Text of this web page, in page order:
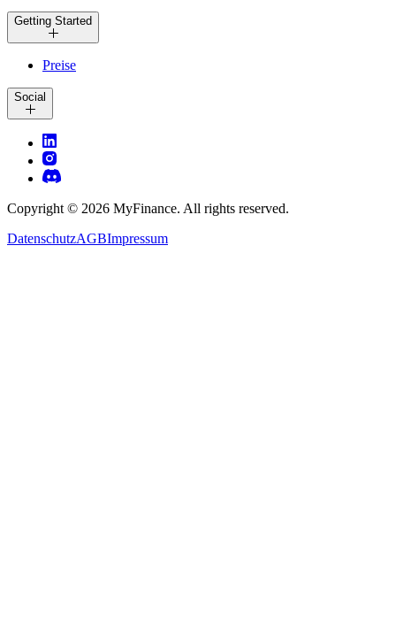
Getting Started
Preise
Social
Copyright © 2026 MyFinance. All rights reserved.
DatenschutzAGBImpressum